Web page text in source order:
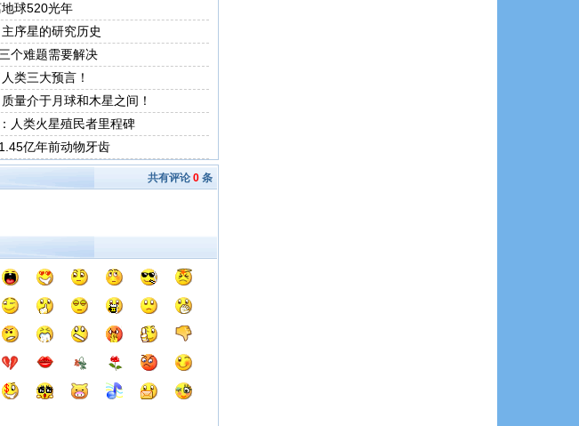
球520光年
序星的研究历史
个难题需要解决
类三大预言！
量介于月球和木星之间！
人类火星殖民者里程碑
亿年前动物牙齿
共有评论 0 条